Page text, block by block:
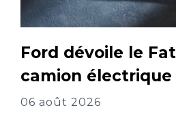
Ford dévoile le
camion
06 août 2026